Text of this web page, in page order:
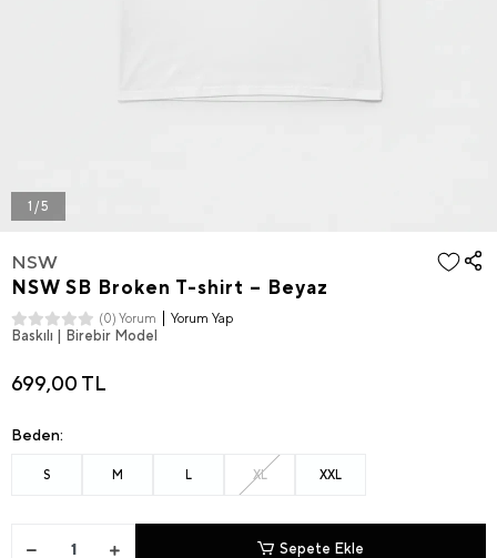
1 / 5
NSW
NSW SB Broken T-shirt – Beyaz
(0) Yorum Yorum Yap
Baskılı | Birebir Model
699,00 TL
Beden:
S M L XL XXL
Sepete Ekle